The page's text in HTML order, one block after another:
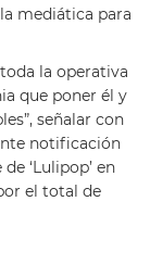
mediática para
la operativa
que poner él y
señalar con
notificación
‘Lulipop’ en
el total de